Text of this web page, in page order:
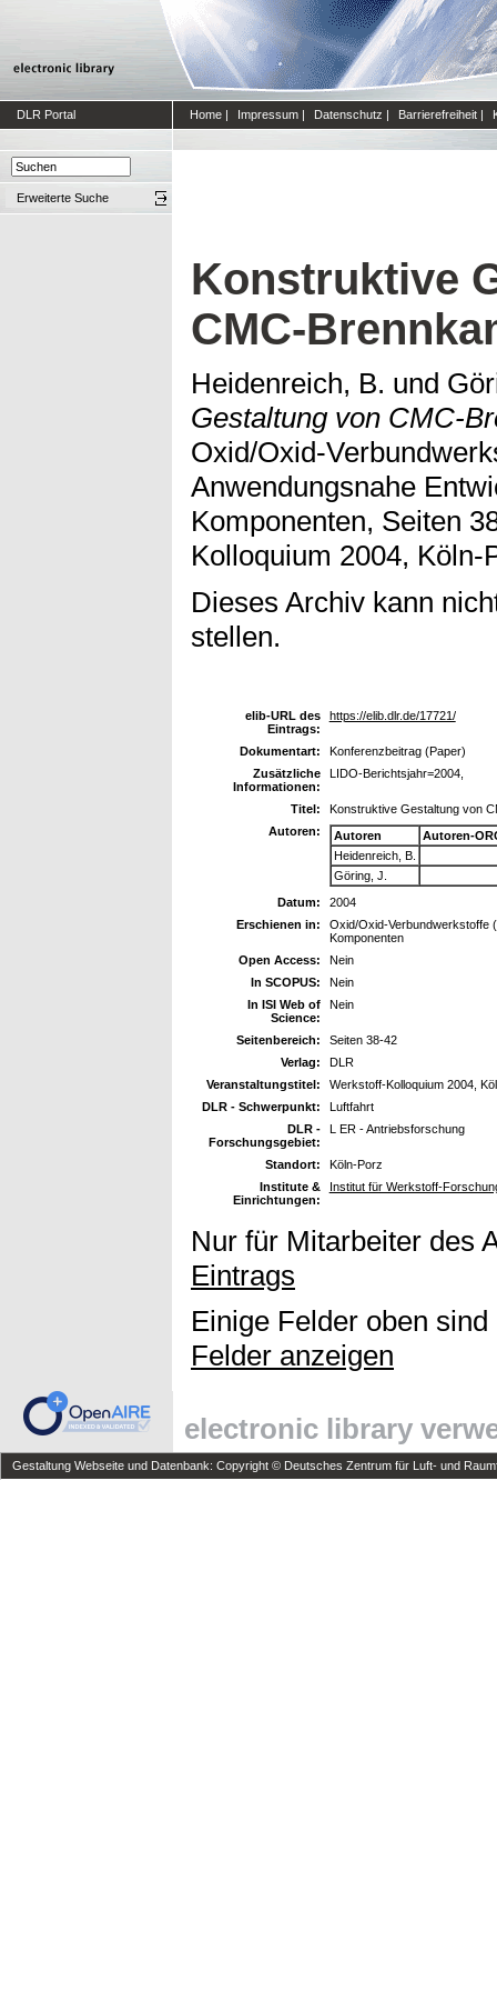
DLR Portal Home | Impressum | Datenschutz | Barrierefreiheit |
Erweiterte Suche
Konstruktive
CMC-
Heidenreich, B. und
Gestaltung von CMC-
Oxid/Oxid-
Anwendungsnahe
Komponenten, Seiten
Kolloquium 2004, Köln-
Dieses Archiv kann
stellen.
elib-URL des
Eintrags:
https://elib.dlr.de/17721/
Dokumentart:
Konferenzbeitrag (Paper)
Zusätzliche
Informationen:
LIDO-Berichtsjahr=2004,
Titel:
Konstruktive Gestaltung von
Autoren:
Autoren
Autoren-
Heidenreich, B.
Göring, J.
Datum:
2004
Erschienen in:
Oxid/Oxid-Verbundwerkstoffe
Komponenten
Open Access:
Nein
In SCOPUS:
Nein
In ISI Web of
Science:
Nein
Seitenbereich:
Seiten 38-42
Verlag:
DLR
Veranstaltungstitel:
Werkstoff-Kolloquium 2004,
DLR - Schwerpunkt:
Luftfahrt
DLR -
Forschungsgebiet:
L ER - Antriebsforschung
Standort:
Köln-Porz
Institute &
Einrichtungen:
Institut für Werkstoff-
Nur für Mitarbeiter des
Eintrags
Einige Felder oben
Felder anzeigen
electronic library
Gestaltung Webseite und Datenbank: Copyright © Deutsches Zentrum für Luft- und